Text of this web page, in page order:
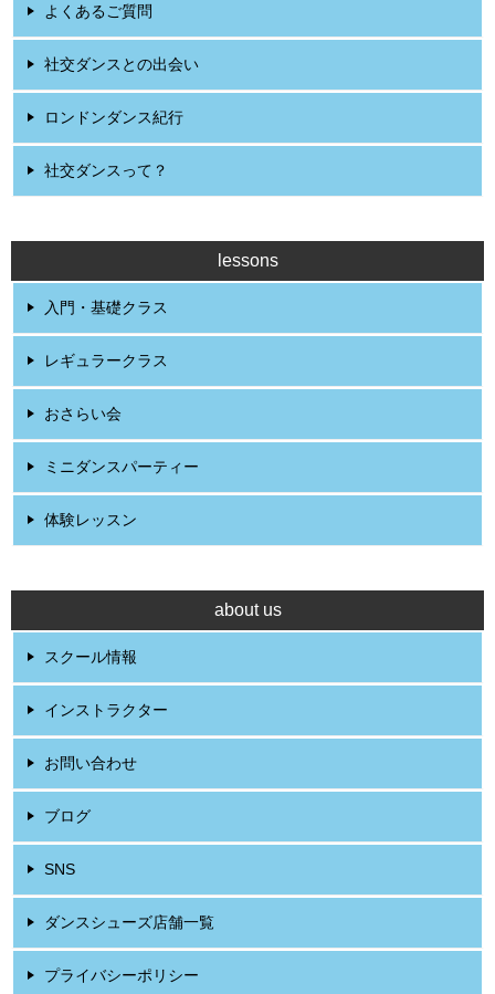
よくあるご質問
社交ダンスとの出会い
ロンドンダンス紀行
社交ダンスって？
lessons
入門・基礎クラス
レギュラークラス
おさらい会
ミニダンスパーティー
体験レッスン
about us
スクール情報
インストラクター
お問い合わせ
ブログ
SNS
ダンスシューズ店舗一覧
プライバシーポリシー